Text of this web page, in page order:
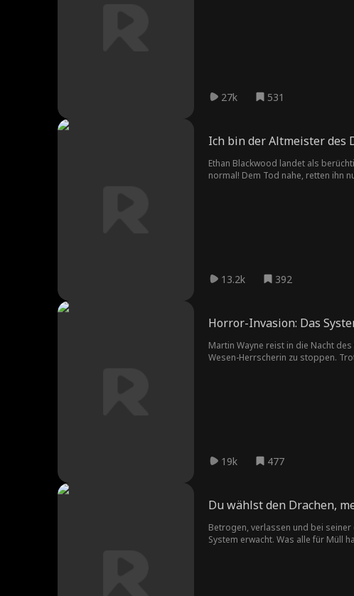
27k 531
Ich bin der Altmeister des
Ethan Blackwood landet als
normal! Dem Tod nahe, retten ihn
13.2k 392
Horror-Invasion: Das
Martin Wayne reist in die Nacht
Wesen-Herrscherin zu stoppen.
19k 477
Du wählst den Drachen,
Betrogen, verlassen und bei
System erwacht. Was alle für Müll